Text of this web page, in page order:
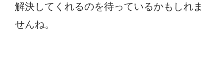
解決してくれるのを待っているかもしれま
せんね。